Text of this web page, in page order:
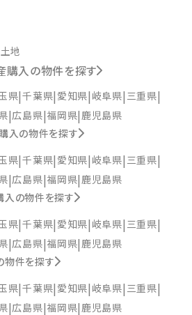
土地
購入の物件を探す
県 千葉県 愛知県 岐阜県 三重県
広島県 福岡県 鹿児島県
入の物件を探す
県 千葉県 愛知県 岐阜県 三重県
広島県 福岡県 鹿児島県
入の物件を探す
県 千葉県 愛知県 岐阜県 三重県
広島県 福岡県 鹿児島県
物件を探す
県 千葉県 愛知県 岐阜県 三重県
広島県 福岡県 鹿児島県